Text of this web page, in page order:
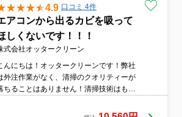
4.9 口コミ 4件
アコンから出るカビを吸って
しくないです！！！
式会社オッタークリーン
んにちは！オッタークリーンです！弊社
外注作業がなく、清掃のクオリティーが
ちることはありません！清掃技術はもち
いただいております！万が一、清掃後に臭